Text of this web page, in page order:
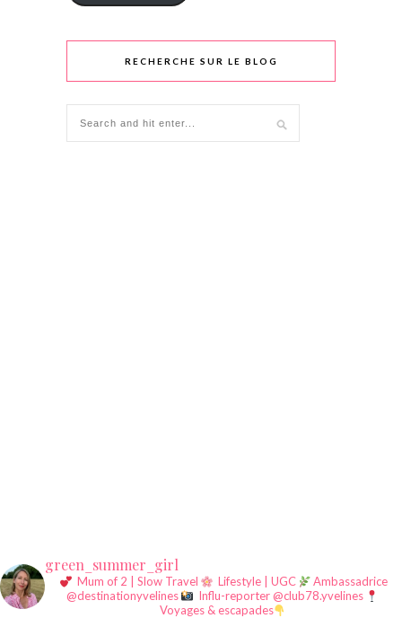
RECHERCHE SUR LE BLOG
green_summer_girl
Mum of 2 | Slow Travel Lifestyle | UGC
Ambassadrice
@destinationyvelines
Influ-reporter @club78.yvelines
Voyages & escapades